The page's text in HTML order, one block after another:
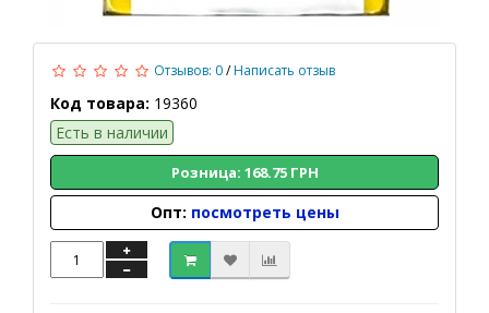
Отзывов: 0/Написать отзыв
Код товара: 19360
Есть в наличии
Розница: 168.75 ГРН
Опт: посмотреть цены